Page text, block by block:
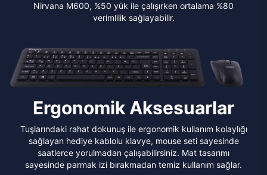
Nirvana M600, %50 yük ile çalışırken ortalama %80
verimlilik sağlayabilir.
Ergonomik Aksesuarlar
Tuşlarındaki rahat dokunuş ile ergonomik kullanım kolaylığı
sağlayan hediye kablolu klavye, mouse seti sayesinde
saatlerce yorulmadan çalışabilirsiniz. Mat tasarımı
sayesinde parmak izi bırakmadan temiz kullanım sağlar.